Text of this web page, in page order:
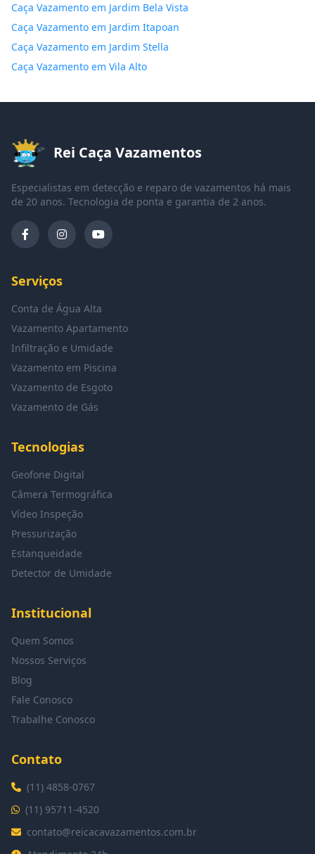
Caça Vazamento em Jardim Bela Vista
Caça Vazamento em Jardim Itapoan
Caça Vazamento em Jardim Stella
Caça Vazamento em Vila Alto
Rei Caça Vazamentos
Especialistas em detecção e reparo de vazamentos há mais
de 20 anos. Tecnologia de ponta e garantia de 2 anos.
Serviços
Conta de Água Alta
Vazamento Apartamento
Infiltração e Umidade
Vazamento em Piscina
Vazamento de Esgoto
Vazamento de Gás
Tecnologias
Geofone Digital
Câmera Termográfica
Vídeo Inspeção
Pressurização
Estanqueidade
Detector de Umidade
Institucional
Quem Somos
Nossos Serviços
Blog
Fale Conosco
Trabalhe Conosco
Contato
(11) 4858-0767
(11) 95711-4520
contato@reicacavazamentos.com.br